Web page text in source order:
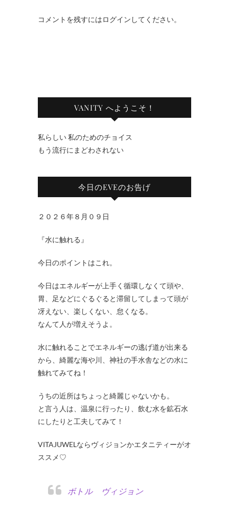
コメントを残すにはログインしてください。
VANITY へようこそ！
私らしい 私のためのチョイス
もう流行にまどわされない
今日のEVEのお告げ
２０２６年８月０９日
『水に触れる』
今日のポイントはこれ。
今日はエネルギーが上手く循環しなくて頭や、
胃、足などにぐるぐると滞留してしまって頭が
冴えない、楽しくない、怠くなる。
なんて人が増えそうよ。
水に触れることでエネルギーの逃げ道が出来る
から、綺麗な海や川、神社の手水舎などの水に
触れてみてね！
うちの近所はちょっと綺麗じゃないかも。
と言う人は、温泉に行ったり、飲む水を鉱石水
にしたりと工夫してみて！
VITAJUWELならヴィジョンかエタニティーがオ
ススメ♡
ボトル ヴィジョン